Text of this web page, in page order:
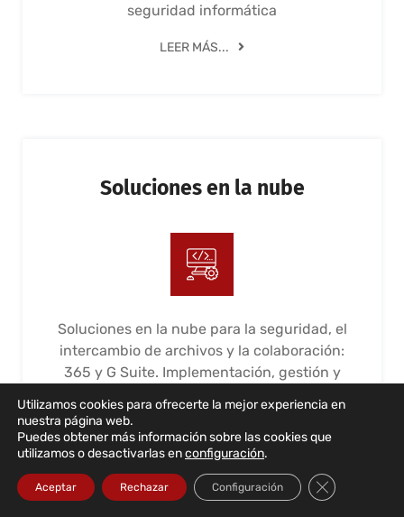
seguridad informática
LEER MÁS...
Soluciones en la nube
Soluciones en la nube para la seguridad, el
intercambio de archivos y la colaboración:
365 y G Suite. Implementación, gestión y
LEER MÁS...
Utilizamos cookies para ofrecerte la mejor experiencia en
nuestra página web.
Puedes obtener más información sobre las cookies que
utilizamos o desactivarlas enconfiguración.
Aceptar Rechazar Configuración Cerrar el